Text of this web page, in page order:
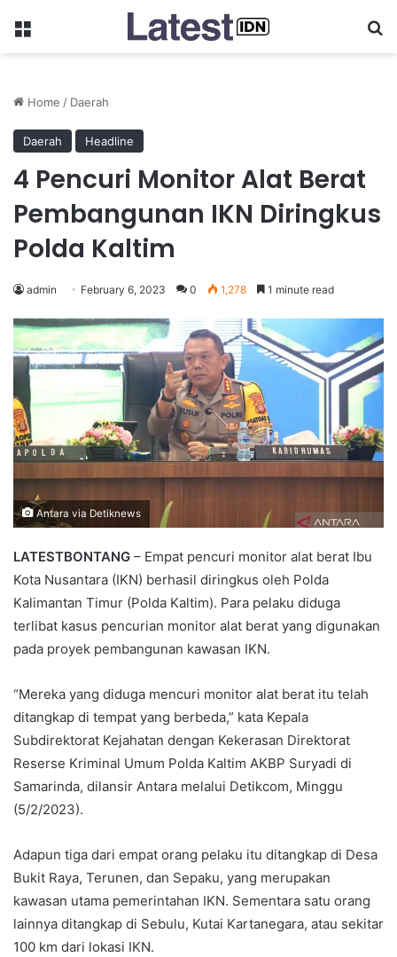
Menu
Home / Daerah
Daerah Headline
4 Pencuri Monitor Alat Berat
Pembangunan IKN Diringkus
Polda Kaltim
admin February 6, 2023 0 1,278 1 minute read
Antara via Detiknews
LATESTBONTANG – Empat pencuri monitor alat berat Ibu
Kota Nusantara (IKN) berhasil diringkus oleh Polda
Kalimantan Timur (Polda Kaltim). Para pelaku diduga
terlibat kasus pencurian monitor alat berat yang digunakan
pada proyek pembangunan kawasan IKN.
“Mereka yang diduga mencuri monitor alat berat itu telah
ditangkap di tempat yang berbeda,” kata Kepala
Subdirektorat Kejahatan dengan Kekerasan Direktorat
Reserse Kriminal Umum Polda Kaltim AKBP Suryadi di
Samarinda, dilansir Antara melalui Detikcom, Minggu
(5/2/2023).
Adapun tiga dari empat orang pelaku itu ditangkap di Desa
Bukit Raya, Terunen, dan Sepaku, yang merupakan
kawasan utama pemerintahan IKN. Sementara satu orang
lainnya ditangkap di Sebulu, Kutai Kartanegara, atau sekitar
100 km dari lokasi IKN.